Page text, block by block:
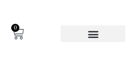
0
Cart